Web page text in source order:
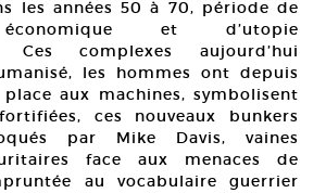
les années 50 à 70, période de
et d’utopie
Ces complexes aujourd’hui
les hommes ont depuis
aux machines, symbolisent
ces nouveaux bunkers
par Mike Davis, vaines
face aux menaces de
au vocabulaire guerrier